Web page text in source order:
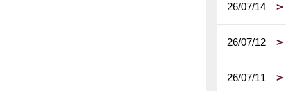
26/07/14
26/07/12
26/07/11